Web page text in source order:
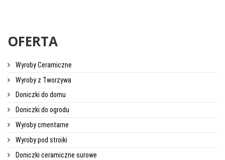
OFERTA
Wyroby Ceramiczne
Wyroby z Tworzywa
Doniczki do domu
Doniczki do ogrodu
Wyroby cmentarne
Wyroby pod stroiki
Doniczki ceramiczne surowe